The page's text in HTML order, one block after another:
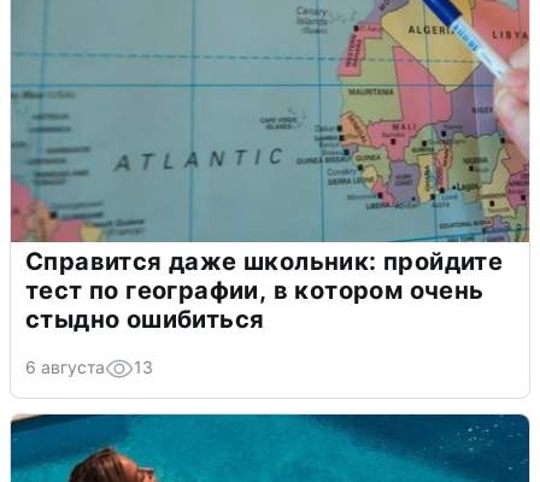
Справится даже школьник: пройдите
тест по географии, в котором очень
стыдно ошибиться
6 августа 13